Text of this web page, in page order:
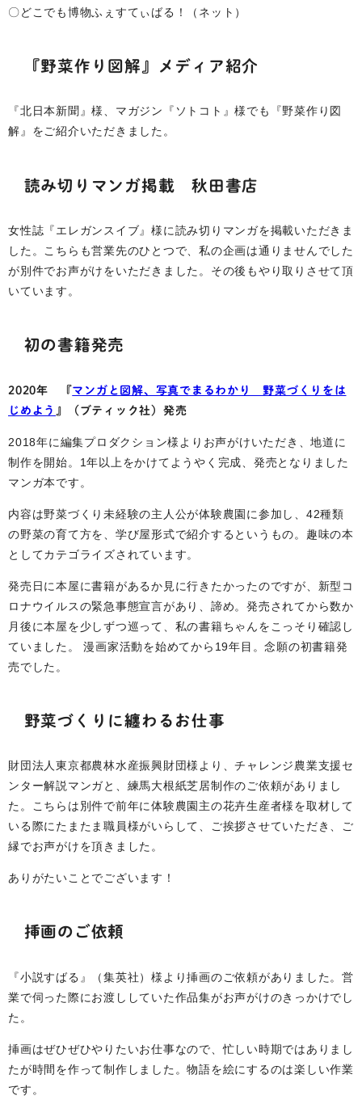
〇どこでも博物ふぇすてぃばる！（ネット）
『野菜作り図解』メディア紹介
『北日本新聞』様、マガジン『ソトコト』様でも『野菜作り図
解』をご紹介いただきました。
読み切りマンガ掲載 秋田書店
女性誌『エレガンスイブ』様に読み切りマンガを掲載いただきま
した。こちらも営業先のひとつで、私の企画は通りませんでした
が別件でお声がけをいただきました。その後もやり取りさせて頂
いています。
初の書籍発売
2020年 『マンガと図解、写真でまるわかり 野菜づくりをは
じめよう 』（ブティック社）発売
2018年に編集プロダクション様よりお声がけいただき、地道に
制作を開始。1年以上をかけてようやく完成、発売となりました
マンガ本です。
内容は野菜づくり未経験の主人公が体験農園に参加し、42種類
の野菜の育て方を、学び屋形式で紹介するというもの。趣味の本
としてカテゴライズされています。
発売日に本屋に書籍があるか見に行きたかったのですが、新型コ
ロナウイルスの緊急事態宣言があり、諦め。発売されてから数か
月後に本屋を少しずつ巡って、私の書籍ちゃんをこっそり確認し
ていました。 漫画家活動を始めてから19年目。念願の初書籍発
売でした。
野菜づくりに纏わるお仕事
財団法人東京都農林水産振興財団様より、チャレンジ農業支援セ
ンター解説マンガと、練馬大根紙芝居制作のご依頼がありまし
た。こちらは別件で前年に体験農園主の花卉生産者様を取材して
いる際にたまたま職員様がいらして、ご挨拶させていただき、ご
縁でお声がけを頂きました。
ありがたいことでございます！
挿画のご依頼
『小説すばる』（集英社）様より挿画のご依頼がありました。営
業で伺った際にお渡ししていた作品集がお声がけのきっかけでし
た。
挿画はぜひぜひやりたいお仕事なので、忙しい時期ではありまし
たが時間を作って制作しました。物語を絵にするのは楽しい作業
です。